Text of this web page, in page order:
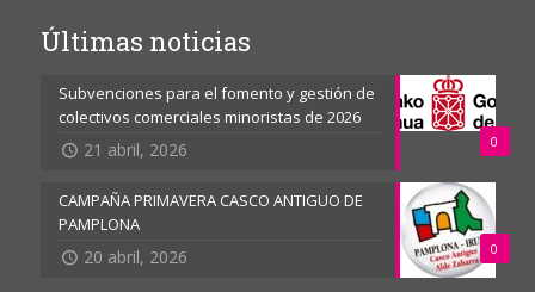
Últimas noticias
0
Subvenciones para el fomento y gestión de
colectivos comerciales minoristas de 2026
21 abril, 2026
0
CAMPAÑA PRIMAVERA CASCO ANTIGUO DE
PAMPLONA
20 abril, 2026